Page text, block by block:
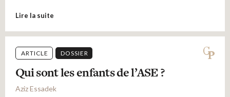
Lire la suite
ARTICLE DOSSIER
Qui sont les enfants de l’ASE ?
Aziz Essadek